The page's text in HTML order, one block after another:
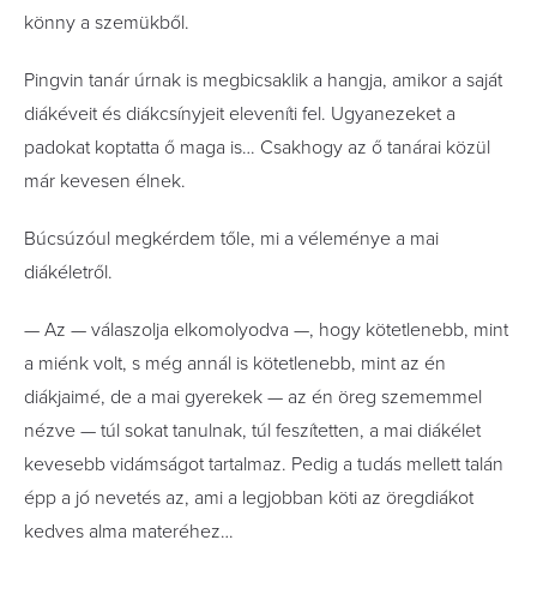
könny a szemükből.
Pingvin tanár úrnak is megbicsaklik a hangja, amikor a saját
diákéveit és diákcsínyjeit eleveníti fel. Ugyanezeket a
padokat koptatta ő maga is… Csakhogy az ő tanárai közül
már kevesen élnek.
Búcsúzóul megkérdem tőle, mi a véleménye a mai
diákéletről.
— Az — válaszolja elkomolyodva —, hogy kötetlenebb, mint
a miénk volt, s még annál is kötetlenebb, mint az én
diákjaimé, de a mai gyerekek — az én öreg szememmel
nézve — túl sokat tanulnak, túl feszítetten, a mai diákélet
kevesebb vidámságot tartalmaz. Pedig a tudás mellett talán
épp a jó nevetés az, ami a legjobban köti az öregdiákot
kedves alma materéhez…